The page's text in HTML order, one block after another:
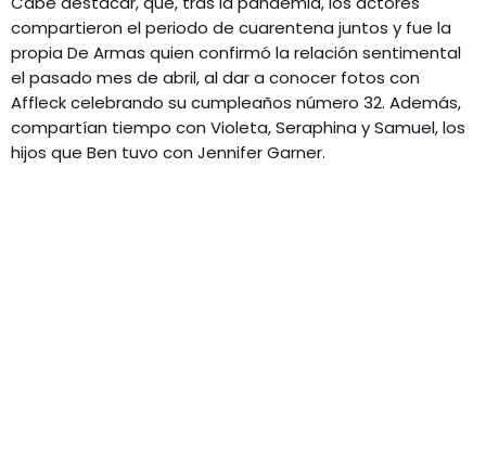
compartieron el periodo de cuarentena juntos y fue la
propia De Armas quien confirmó la relación sentimental
el pasado mes de abril, al dar a conocer fotos con
Affleck celebrando su cumpleaños número 32. Además,
compartían tiempo con Violeta, Seraphina y Samuel, los
hijos que Ben tuvo con Jennifer Garner.